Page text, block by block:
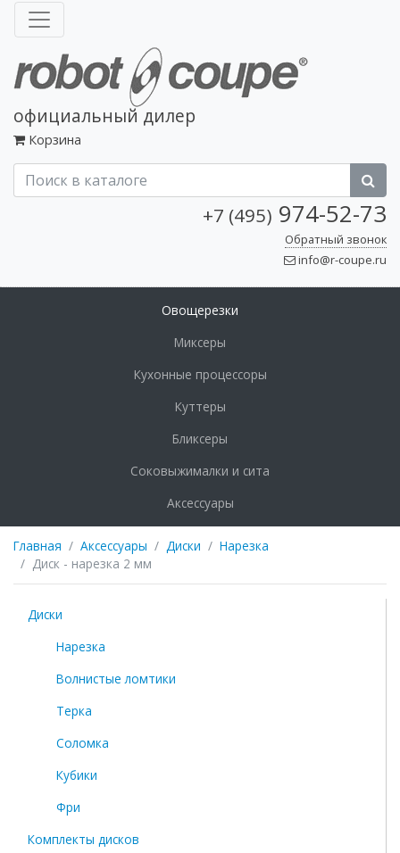
официальный дилер
Корзина
+7 (495) 974-52-73
Обратный звонок
info@r-coupe.ru
Овощерезки
Миксеры
Кухонные процессоры
Куттеры
Бликсеры
Соковыжималки и сита
Аксессуары
Главная Аксессуары Диски
Нарезка
Диск - нарезка 2 мм
Диски
Нарезка
Волнистые ломтики
Терка
Соломка
Кубики
Фри
Комплекты дисков